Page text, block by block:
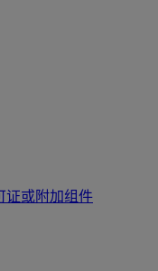
证或附加组件